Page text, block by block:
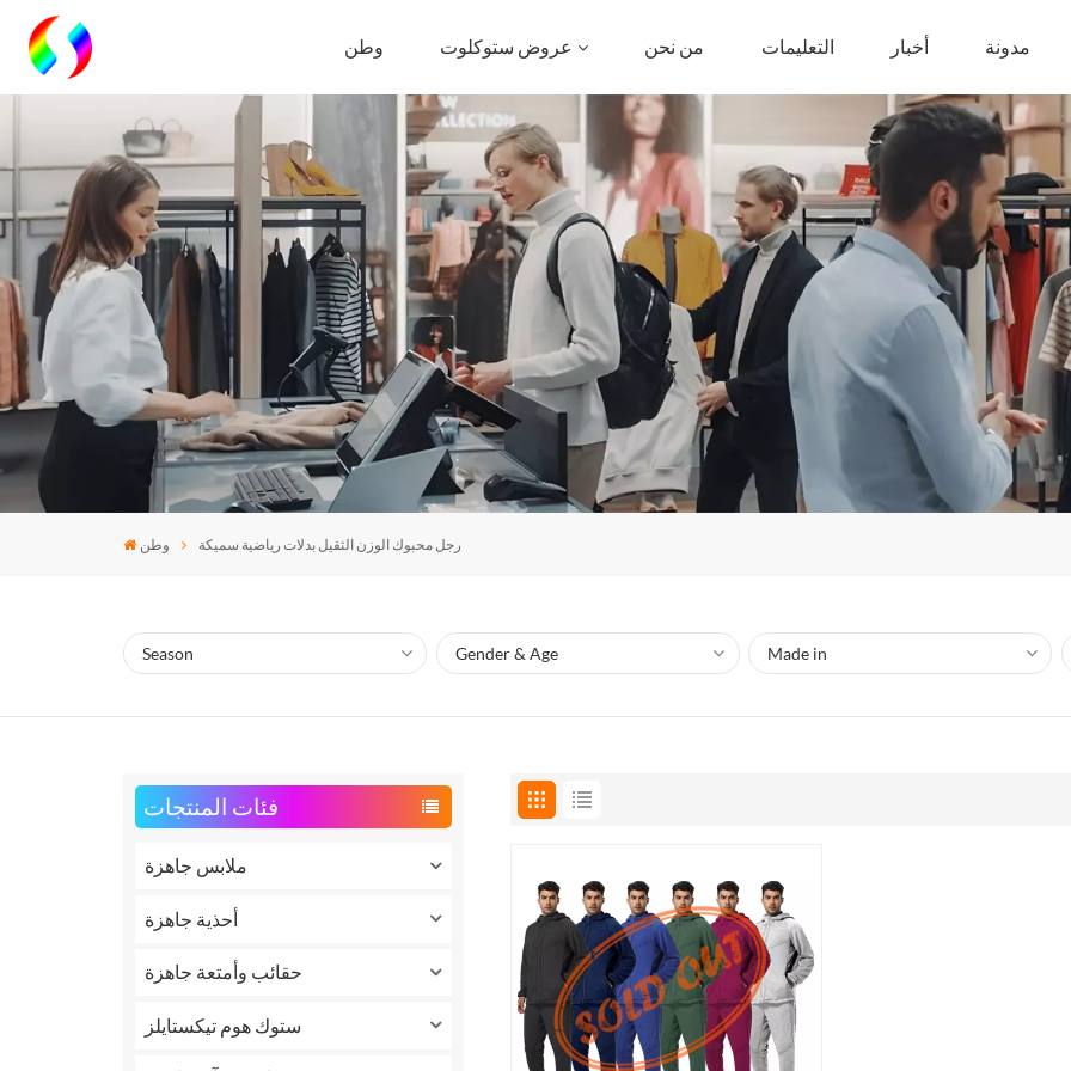
وطن عروض ستوكلوت من نحن التعليمات أخبار مدونة
وطن رجل محبوك الوزن الثقيل بدلات رياضية سميكة
فئات المنتجات
ملابس جاهزة
أحذية جاهزة
حقائب وأمتعة جاهزة
ستوك هوم تيكستايلز